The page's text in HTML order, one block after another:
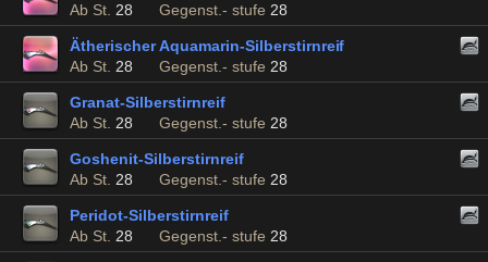
Ab St. 28 Gegenst.- stufe 28
Ätherischer Aquamarin-Silberstirnreif
Ab St. 28 Gegenst.- stufe 28
Granat-Silberstirnreif
Ab St. 28 Gegenst.- stufe 28
Goshenit-Silberstirnreif
Ab St. 28 Gegenst.- stufe 28
Peridot-Silberstirnreif
Ab St. 28 Gegenst.- stufe 28